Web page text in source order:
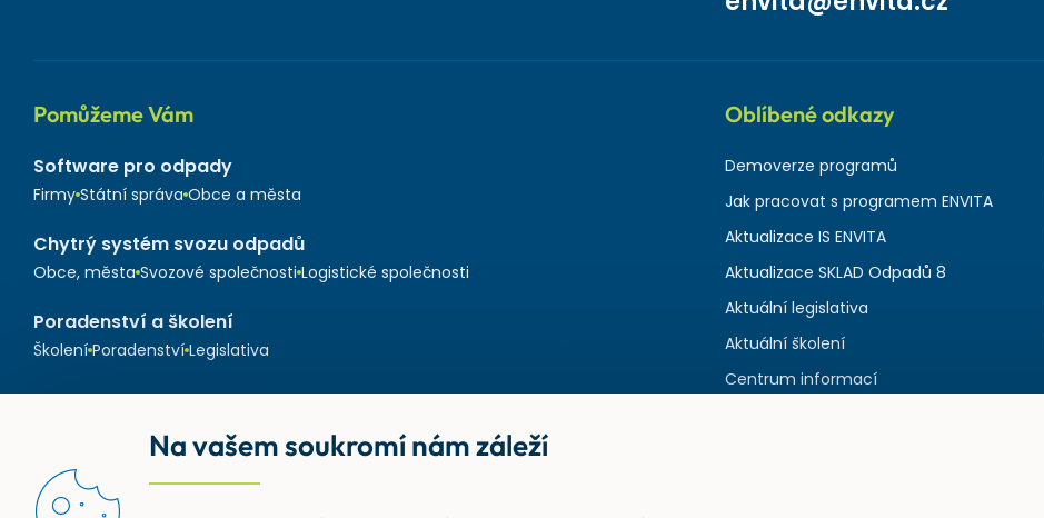
Pomůžeme Vám
Software pro odpady
Firmy Státní správa Obce a města
Chytrý systém svozu odpadů
Obce, města Svozové společnosti Logistické společnosti
Poradenství a školení
Školení Poradenství Legislativa
Oblíbené odkazy
Demoverze programů
Jak pracovat s programem ENVITA
Aktualizace IS ENVITA
Aktualizace SKLAD Odpadů 8
Aktuální legislativa
Aktuální školení
Centrum informací
Na vašem soukromí nám záleží